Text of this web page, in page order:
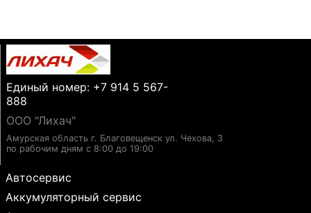
Единый номер: +7 914 5 567-
888
ООО "Лихач"
Амурская область г. Благовещенск ул. Чехова, 3
по рабочим дням с 8:00 до 19:00
Автосервис
Аккумуляторный сервис